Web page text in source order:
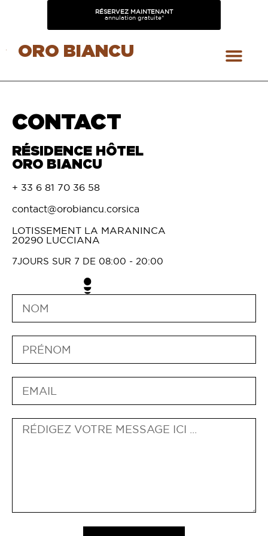
RÉSERVEZ MAINTENANT
annulation gratuite*
ORO BIANCU
CONTACT
RÉSIDENCE HÔTEL
ORO BIANCU
+ 33 6 81 70 36 58
contact@orobiancu.corsica
LOTISSEMENT LA MARANINCA
20290 LUCCIANA
7JOURS SUR 7 DE 08:00 - 20:00